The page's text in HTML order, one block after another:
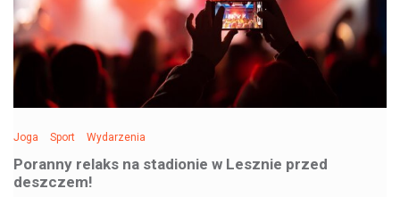
Joga Sport Wydarzenia
Poranny relaks na stadionie w Lesznie przed
deszczem!